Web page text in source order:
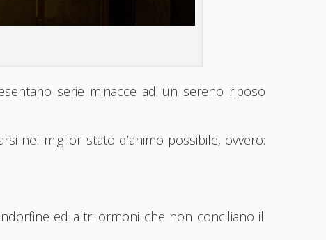
serie minacce ad un sereno riposo
nel miglior stato d’animo possibile, ovvero:
ed altri ormoni che non conciliano il